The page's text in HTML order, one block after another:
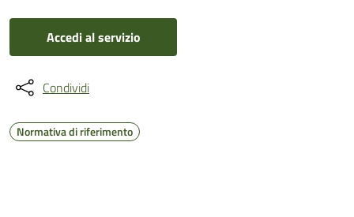
Accedi al servizio
Condividi
Normativa di riferimento